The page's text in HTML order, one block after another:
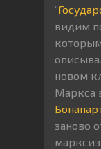
“
видим
новом
Маркса
заново